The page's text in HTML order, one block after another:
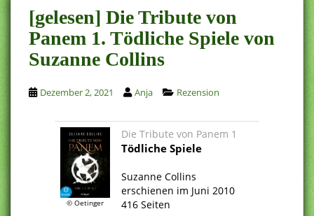
n
c
o
n
t
e
n
t
[gelesen] Die Tribute von
Panem 1. Tödliche Spiele von
Suzanne Collins
Dezember 2, 2021 Anja Rezension
© Oetinger
Die Tribute von Panem 1
Tödliche Spiele
Suzanne Collins
erschienen im Juni 2010
416 Seiten